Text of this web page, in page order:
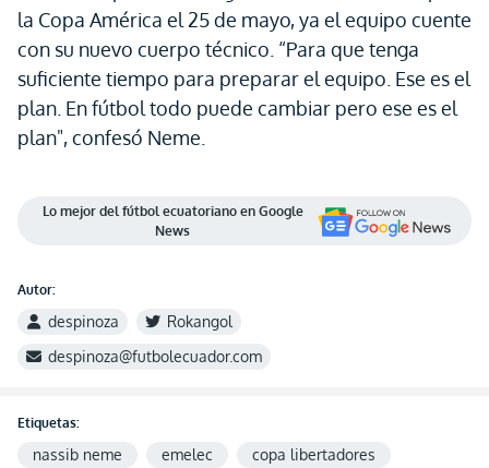
la Copa América el 25 de mayo, ya el equipo cuente
con su nuevo cuerpo técnico. “Para que tenga
suficiente tiempo para preparar el equipo. Ese es el
plan. En fútbol todo puede cambiar pero ese es el
plan", confesó Neme.
Lo mejor del fútbol ecuatoriano en Google
News
Autor:
despinoza
Rokangol
despinoza@futbolecuador.com
Etiquetas:
nassib neme emelec copa libertadores